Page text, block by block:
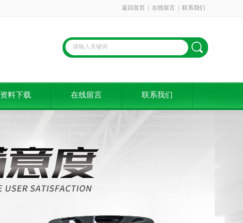
返回首页 在线留言 联系我们
资料下载 在线留言 联系我们